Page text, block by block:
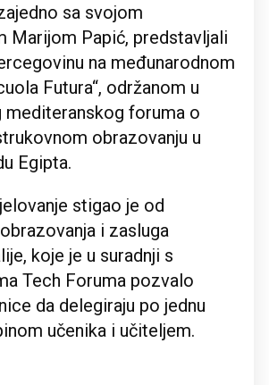
sa svojom
Marijom Papić, predstavljali
na međunarodnom
Futura“, održanom u
mediteranskog foruma o
obrazovanju u
Egipta.
stigao je od
i zasluga
koje je u suradnji s
Tech Foruma pozvalo
da delegiraju po jednu
učenika i učiteljem.